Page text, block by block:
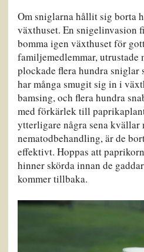
Om sniglarna hållit sig borta
växthuset. En snigelinvasion
bomma igen växthuset för
familjemedlemmar, utrustade
plockade flera hundra sniglar
har många smugit sig in i
bamsing, och flera hundra
med förkärlek till
ytterligare några sena kvällar
nematodbehandling, är de
effektivt. Hoppas att
hinner skörda innan de
kommer tillbaka.